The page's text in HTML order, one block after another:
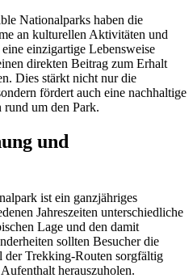
Nationalparks haben die
an kulturellen Aktivitäten und
einzigartige Lebensweise
direkten Beitrag zum Erhalt
Dies stärkt nicht nur die
fördert auch eine nachhaltige
um den Park.
und
ist ein ganzjähriges
Jahreszeiten unterschiedliche
Lage und den damit
sollten Besucher die
der Trekking-Routen sorgfältig
herauszuholen.